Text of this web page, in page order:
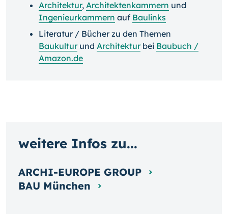
Architektur, Architektenkammern und
Ingenieurkammern auf Baulinks
Literatur / Bücher zu den Themen
Baukulturund Architekturbei Baubuch /
Amazon.de
weitere Infos zu...
ARCHI-EUROPE GROUP
BAU München